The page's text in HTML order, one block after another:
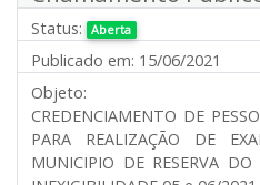
Status: Aberta
Publicado em: 15/06/2021
Objeto:
CREDENCIAMENTO DE
PARA REALIZAÇÃO DE
MUNICIPIO DE RESERVA